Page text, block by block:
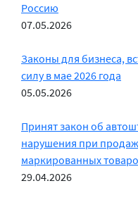
Россию
07.05.2026
Законы для бизнеса,
силу в мае 2026 года
05.05.2026
Принят закон об
нарушения при
маркированных
29.04.2026